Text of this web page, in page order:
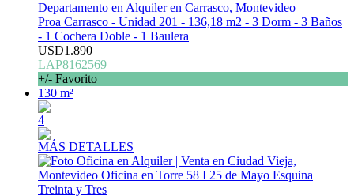
Departamento en Alquiler en Carrasco, Montevideo
Proa Carrasco - Unidad 201 - 136,18 m2 - 3 Dorm - 3 Baños
- 1 Cochera Doble - 1 Baulera
USD1.890
LAP8162569
+/- Favorito
130 m²
4
MÁS DETALLES